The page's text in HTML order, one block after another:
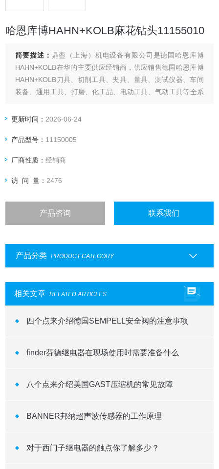
哈恩库博HAHN+KOLB麻花钻头11155010
简要描述： 鼎銮（上海）机电设备有限公司是德国哈恩库博
HAHN+KOLB在华的主要供应经销商，供应销售德国哈恩库博
HAHN+KOLB刀具、切削工具、夹具、量具、测试仪器、车间
装备、通用工具、打磨、化工品、电动工具、气动工具等全系
头11155010
更新时间： 2026-06-24
产品型号： 11150005
厂商性质：经销商
访 问 量： 2476
产品咨询 联系我们
产品分类 PRODUCT CATEGORY
相关文章 RELATED ARTICLES
四个点来介绍德国SEMPELL安全阀的注意事项
finder芬德继电器在现场使用时需要准备什么
八个点来介绍美国GAST压缩机的常见故障
BANNER邦纳超声波传感器的工作原理
对于西门子继电器的触点你了解多少？